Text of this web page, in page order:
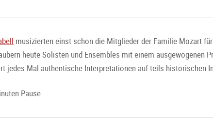
musizierten einst schon die Mitglieder der Familie Mozart
heute Solisten und Ensembles mit einem ausgewogenen
jedes Mal authentische Interpretationen auf teils historischen
Pause